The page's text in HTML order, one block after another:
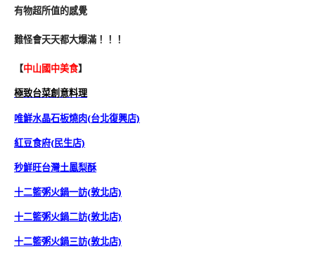
有物超所值的感覺
難怪會天天都大爆滿！！！
【中山國中美食】
極致台菜創意料理
唯鮮水晶石板燒肉(台北復興店)
紅豆食府(民生店)
秒鮮旺台灣土鳳梨酥
十二籃粥火鍋一訪(敦北店)
十二籃粥火鍋二訪(敦北店)
十二籃粥火鍋三訪(敦北店)